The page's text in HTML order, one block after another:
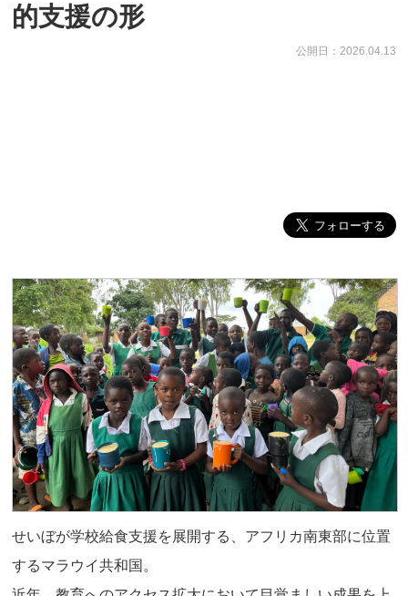
的支援の形
公開日：2026.04.13
せいぼが学校給食支援を展開する、アフリカ南東部に位置
するマラウイ共和国。